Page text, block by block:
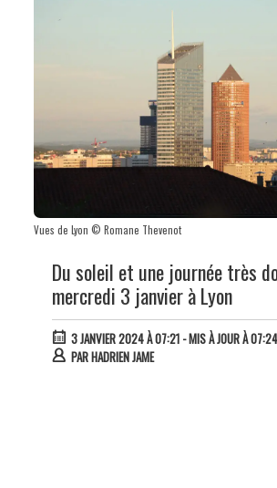
Vues de Lyon © Romane Thevenot
Du soleil et une journée très
mercredi 3 janvier à Lyon
3 JANVIER 2024 À 07:21- MIS À JOUR À 07:24
PARHADRIEN JAME